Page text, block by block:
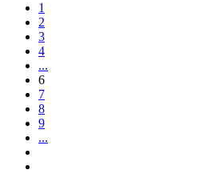
1
2
3
4
...
6
7
8
9
...